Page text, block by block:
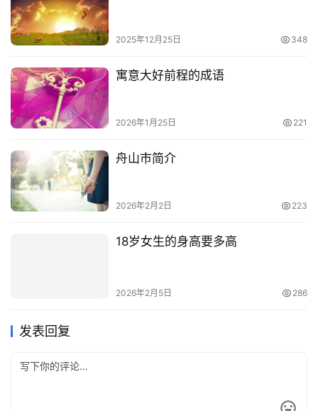
2025年12月25日 348
寓意大好前程的成语
2026年1月25日 221
舟山市简介
2026年2月2日 223
18岁女生的身高要多高
2026年2月5日 286
发表回复